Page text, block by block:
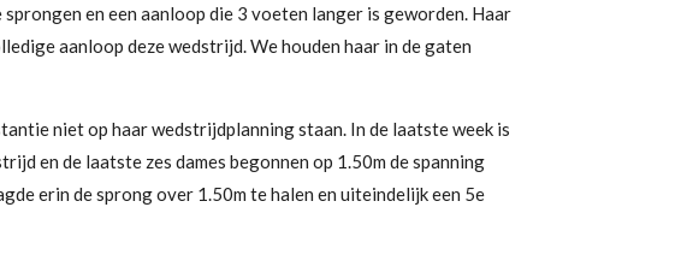
en een aanloop die 3 voeten langer is geworden. Haar
aanloop deze wedstrijd. We houden haar in de gaten
niet op haar wedstrijdplanning staan. In de laatste week is
en de laatste zes dames begonnen op 1.50m de spanning
erin de sprong over 1.50m te halen en uiteindelijk een 5e